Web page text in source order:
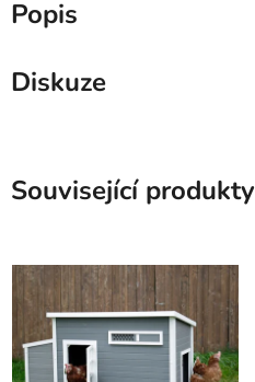
Popis
Diskuze
Související produkty